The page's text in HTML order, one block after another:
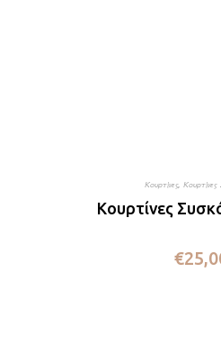
Κουρτίνες, Κουρτίνες
Κουρτίνες
€